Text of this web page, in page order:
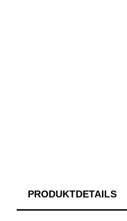
PRODUKTDETAILS